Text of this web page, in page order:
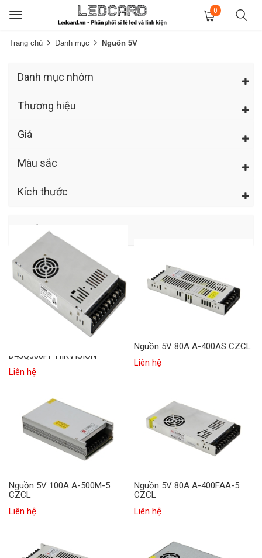
Toggle
0
Trang chủ Danh mục Nguồn 5V
Danh mục nhóm
Thương hiệu
Giá
Màu sắc
Kích thước
Nguồn 5V
D43Q300PF HIKVISION
Liên hệ
Nguồn 5V 80A A-400AS CZCL
Liên hệ
Nguồn 5V 100A A-500M-5
CZCL
Liên hệ
Nguồn 5V 80A A-400FAA-5
CZCL
Liên hệ